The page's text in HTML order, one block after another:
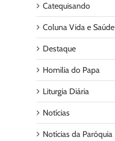
Catequisando
Coluna Vida e Saúde
Destaque
Homilia do Papa
Liturgia Diária
Notícias
Notícias da Paróquia